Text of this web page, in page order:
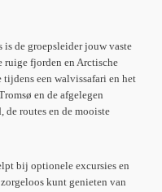
is de groepsleider jouw vaste
ruige fjorden en Arctische
een walvissafari en het
en de afgelegen
routes en de mooiste
bij optionele excursies en
kunt genieten van